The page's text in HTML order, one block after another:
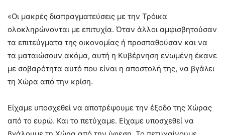
«Οι μακρές διαπραγματεύσεις με την Τρόικα
ολοκληρώνονται με επιτυχία. Όταν άλλοι αμφισβητούσαν
τα επιτεύγματα της οικονομίας ή προσπαθούσαν και να
τα ματαιώσουν ακόμα, αυτή η Κυβέρνηση ενωμένη έκανε
με σοβαρότητα αυτό που είναι η αποστολή της, να βγάλει
τη Χώρα από την κρίση.
Είχαμε υποσχεθεί να αποτρέψουμε την έξοδο της Χώρας
από το ευρώ. Και το πετύχαμε. Είχαμε υποσχεθεί να